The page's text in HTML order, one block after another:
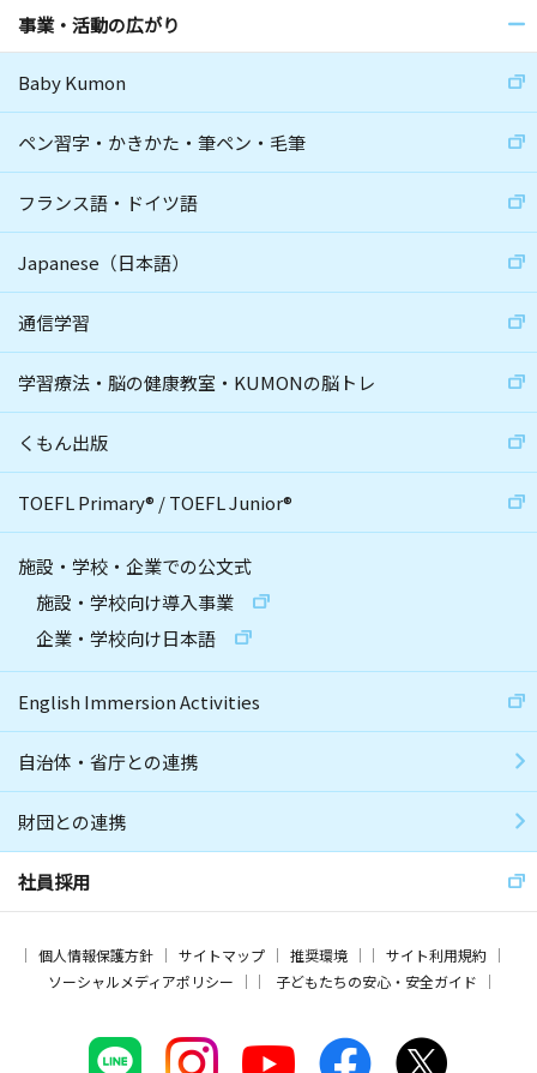
事業・活動の広がり
Baby Kumon
ペン習字・かきかた・筆ペン・毛筆
フランス語・ドイツ語
Japanese（日本語）
通信学習
学習療法・脳の健康教室・KUMONの脳トレ
くもん出版
TOEFL Primary® /TOEFL Junior®
施設・学校・企業での公文式
施設・学校向け導入事業
企業・学校向け日本語
English Immersion Activities
自治体・省庁との連携
財団との連携
社員採用
個人情報保護方針 サイトマップ 推奨環境
サイト利用規約
ソーシャルメディアポリシー
子どもたちの安心・安全ガイド